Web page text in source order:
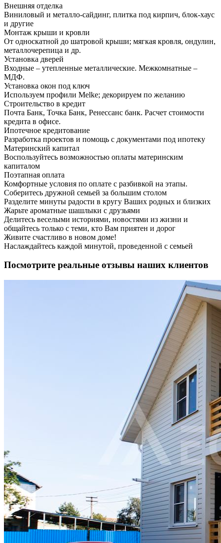
Внешняя отделка
Виниловый и металло-сайдинг, плитка под кирпич, блок-хаус
и другие
Монтаж крыши и кровли
От односкатной до шатровой крыши; мягкая кровля, ондулин,
металлочерепица и др.
Установка дверей
Входные – утепленные металлические. Межкомнатные –
МДФ.
Установка окон под ключ
Используем профили Melke; декорируем по желанию
Строительство в кредит
Почта Банк, Точка Банк, Ренессанс банк. Расчет стоимости
кредита в офисе.
Ипотечное кредитование
Разработка проектов и помощь с документами под ипотеку
Материнский капитал
Воспользуйтесь возможностью оплаты материнским
капиталом
Поэтапная оплата
Комфортные условия по оплате с разбивкой на этапы.
Соберитесь дружной семьей за большим столом
Разделите минуты радости в кругу Ваших родных и близких
Жарьте ароматные шашлыки с друзьями
Делитесь веселыми историями, новостями из жизни и
общайтесь только с теми, кто Вам приятен и дорог
Живите счастливо в новом доме!
Наслаждайтесь каждой минутой, проведенной с семьей
Посмотрите реальные отзывы наших клиентов